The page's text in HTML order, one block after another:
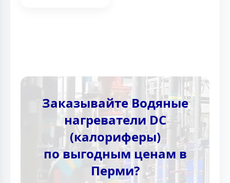
Заказывайте Водяные
нагреватели DC
(калориферы)
по выгодным ценам в
Перми?